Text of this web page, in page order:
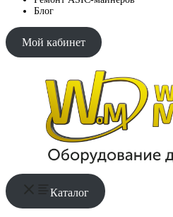
Блог
Мой кабинет
Каталог